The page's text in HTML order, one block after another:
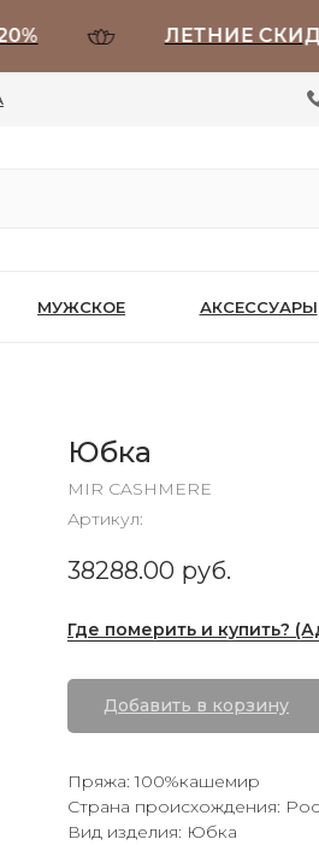
ЛЕТНИЕ СКИДКИ
МУЖСКОЕ АКСЕССУАРЫ
Юбка
MIR CASHMERE
Артикул:
38288.00 руб.
Где померить и купить?
Добавить в корзину
Пряжа: 100%кашемир
Страна происхождения:
Вид изделия: Юбка